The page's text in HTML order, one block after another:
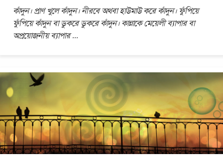
কাঁদুন। প্রাণ খুলে কাঁদুন। নীরবে অথবা হাউমাউ করে কাঁদুন। ফুঁপিয়ে
ফুঁপিয়ে কাঁদুন বা ডুকরে ডুকরে কাঁদুন। কান্নাকে মেয়েলী ব্যাপার বা
অপ্রয়োজনীয় ব্যাপার...